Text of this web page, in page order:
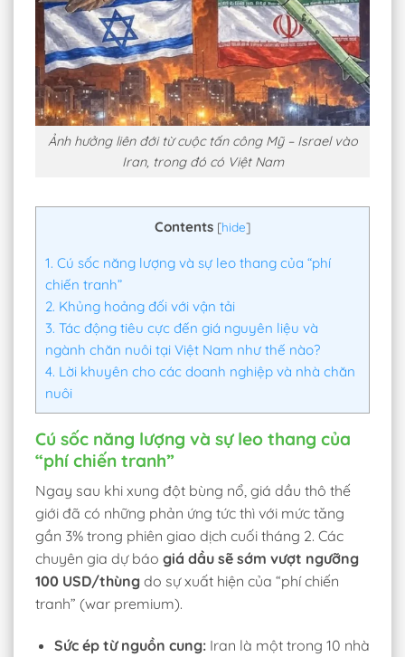
Ảnh hưởng liên đới từ cuộc tấn công Mỹ – Israel vào
Iran, trong đó có Việt Nam
Contents [hide]
1. Cú sốc năng lượng và sự leo thang của “phí
chiến tranh”
2. Khủng hoảng đối với vận tải
3. Tác động tiêu cực đến giá nguyên liệu và
ngành chăn nuôi tại Việt Nam như thế nào?
4. Lời khuyên cho các doanh nghiệp và nhà chăn
nuôi
Cú sốc năng lượng và sự leo thang của
“phí chiến tranh”
Ngay sau khi xung đột bùng nổ, giá dầu thô thế
giới đã có những phản ứng tức thì với mức tăng
gần 3% trong phiên giao dịch cuối tháng 2. Các
chuyên gia dự báo giá dầu sẽ sớm vượt ngưỡng
100 USD/thùng do sự xuất hiện của “phí chiến
tranh” (war premium).
Sức ép từ nguồn cung:Iran là một trong 10 nhà